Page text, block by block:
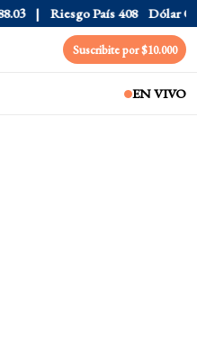
Riesgo País 408 Dólar
Suscribite por $10.000
EN VIVO